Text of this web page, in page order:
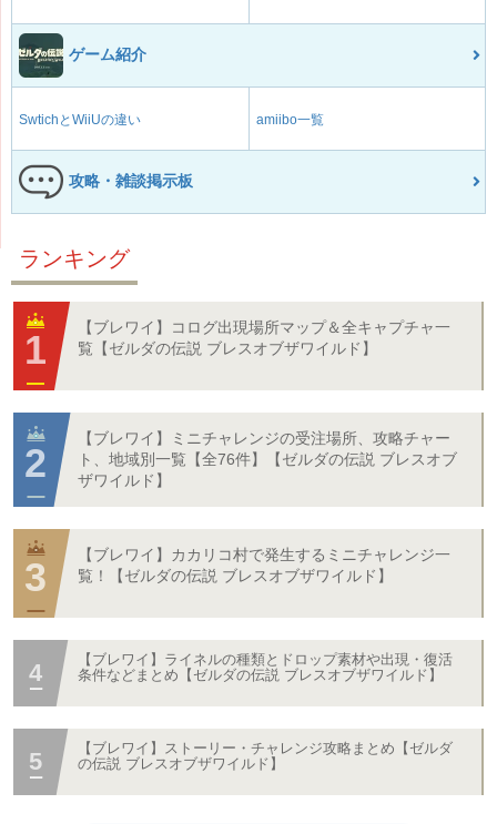
ゲーム紹介
SwtichとWiiUの違い amiibo一覧
攻略・雑談掲示板
ランキング
【ブレワイ】コログ出現場所マップ＆全キャプチャ一
覧【ゼルダの伝説 ブレスオブザワイルド】
【ブレワイ】ミニチャレンジの受注場所、攻略チャー
ト、地域別一覧【全76件】【ゼルダの伝説 ブレスオブ
ザワイルド】
【ブレワイ】カカリコ村で発生するミニチャレンジ一
覧！【ゼルダの伝説 ブレスオブザワイルド】
【ブレワイ】ライネルの種類とドロップ素材や出現・復活
条件などまとめ【ゼルダの伝説 ブレスオブザワイルド】
【ブレワイ】ストーリー・チャレンジ攻略まとめ【ゼルダ
の伝説 ブレスオブザワイルド】